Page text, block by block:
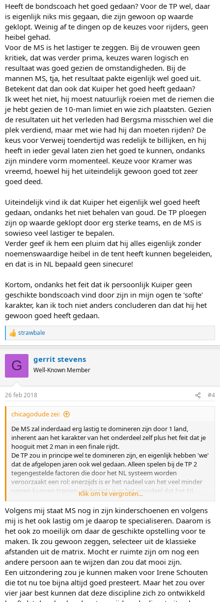
Heeft de bondscoach het goed gedaan? Voor de TP wel, daar
is eigenlijk niks mis gegaan, die zijn gewoon op waarde
geklopt. Weinig af te dingen op de keuzes voor rijders, geen
heibel gehad.
Voor de MS is het lastiger te zeggen. Bij de vrouwen geen
kritiek, dat was verder prima, keuzes waren logisch en
resultaat was goed gezien de omstandigheden. Bij de
mannen MS, tja, het resultaat pakte eigenlijk wel goed uit.
Betekent dat dan ook dat Kuiper het goed heeft gedaan?
Ik weet het niet, hij moest natuurlijk roeien met de riemen die
je hebt gezien de 10-man limiet en wie zich plaatsten. Gezien
de resultaten uit het verleden had Bergsma misschien wel die
plek verdiend, maar met wie had hij dan moeten rijden? De
keus voor Verweij toendertijd was redelijk te billijken, en hij
heeft in ieder geval laten zien het goed te kunnen, ondanks
zijn mindere vorm momenteel. Keuze voor Kramer was
vreemd, hoewel hij het uiteindelijk gewoon goed tot zeer
goed deed.
Uiteindelijk vind ik dat Kuiper het eigenlijk wel goed heeft
gedaan, ondanks het niet behalen van goud. De TP ploegen
zijn op waarde geklopt door erg sterke teams, en de MS is
sowieso veel lastiger te bepalen.
Verder geef ik hem een pluim dat hij alles eigenlijk zonder
noemenswaardige heibel in de tent heeft kunnen begeleiden,
en dat is in NL bepaald geen sinecure!
Kortom, ondanks het feit dat ik persoonlijk Kuiper geen
geschikte bondscoach vind door zijn in mijn ogen te 'softe'
karakter, kan ik toch niet anders concluderen dan dat hij het
gewoon goed heeft gedaan.
R
e
s
:
strawbale
G gerrit stevens
Well-Known Member
26 feb 2018 #4
chicagodude zei:
De MS zal inderdaad erg lastig te domineren zijn door 1 land,
inherent aan het karakter van het onderdeel zelf plus het feit dat je
hooguit met 2 man in een finale rijdt.
De TP zou in principe wel te domineren zijn, en eigenlijk hebben 'we'
dat de afgelopen jaren ook wel gedaan. Alleen spelen bij de TP 2
tegengestelde factoren die door het NL systeem worden
veroorzaakt een rol: enerzijds is er het nadeel van het veel minder
samen kunnen trainen, anderzijds is er het voordeel dat het NL
systeem een veel hoger algeheel niveau van schaatsers
voortbrengt (en dus in principe een betere TP samen te stellen is).
Om de TP te domineren lijken we dan alleen wel afhankelijk te zijn
van minimaal 1 absolute wereldtopper in uitstekende vorm. Zonder
dat is er een redelijke kans er door een goed-geoliede TP ploeg
verslagen te worden.
Heeft de bondscoach het goed gedaan? Voor de TP wel, daar is
eigenlijk niks mis gegaan, die zijn gewoon op waarde geklopt.
Weinig af te dingen op de keuzes voor rijders, geen heibel gehad.
Voor de MS is het lastiger te zeggen. Bij de vrouwen geen kritiek,
dat was verder prima, keuzes waren logisch en resultaat was goed
Klik om te vergroten...
Volgens mij staat MS nog in zijn kinderschoenen en volgens
mij is het ook lastig om je daarop te specialiseren. Daarom is
het ook zo moeilijk om daar de geschikte opstelling voor te
maken. Ik zou gewoon zeggen, selecteer uit de klassieke
afstanden uit de matrix. Mocht er ruimte zijn om nog een
andere persoon aan te wijzen dan zou dat mooi zijn.
Een uitzondering zou je kunnen maken voor Irene Schouten
die tot nu toe bijna altijd goed presteert. Maar het zou over
vier jaar best kunnen dat deze discipline zich zo ontwikkeld